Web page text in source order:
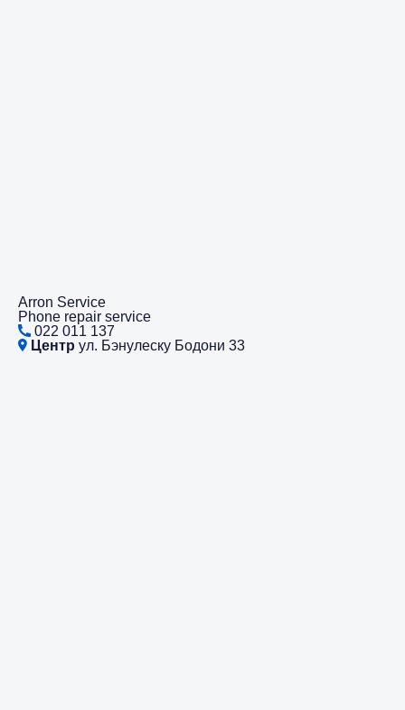
Arron Service
Phone repair service
022 011 137
Центр ул. Бэнулеску Бодони 33